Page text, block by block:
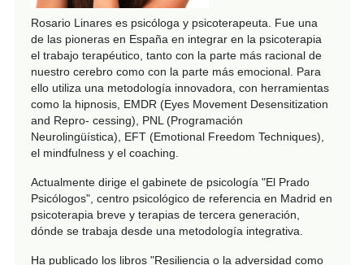
Rosario Linares es psicóloga y psicoterapeuta. Fue una
de las pioneras en España en integrar en la psicoterapia
el trabajo terapéutico, tanto con la parte más racional de
nuestro cerebro como con la parte más emocional. Para
ello utiliza una metodología innovadora, con herramientas
como la hipnosis, EMDR (Eyes Movement Desensitization
and Repro- cessing), PNL (Programación
Neurolingüística), EFT (Emotional Freedom Techniques),
el mindfulness y el coaching.
Actualmente dirige el gabinete de psicología "El Prado
Psicólogos", centro psicológico de referencia en Madrid en
psicoterapia breve y terapias de tercera generación,
dónde se trabaja desde una metodología integrativa.
Ha publicado los libros "Resiliencia o la adversidad como